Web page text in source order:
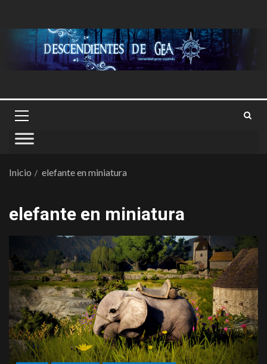
Inicio elefante en miniatura
elefante en miniatura